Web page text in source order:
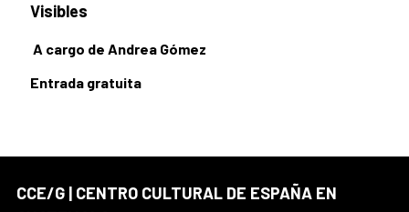
Visibles
A cargo de Andrea Gómez
Entrada gratuita
CCE/G | CENTRO CULTURAL DE ESPAÑA EN